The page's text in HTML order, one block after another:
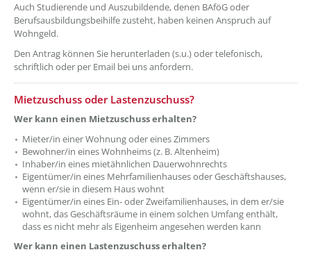
Auch Studierende und Auszubildende, denen BAföG oder
Berufsausbildungsbeihilfe zusteht, haben keinen Anspruch auf
Wohngeld.
Den Antrag können Sie herunterladen (s.u.) oder telefonisch,
schriftlich oder per Email bei uns anfordern.
Mietzuschuss oder Lastenzuschuss?
Wer kann einen Mietzuschuss erhalten?
Mieter/in einer Wohnung oder eines Zimmers
Bewohner/in eines Wohnheims (z. B. Altenheim)
Inhaber/in eines mietähnlichen Dauerwohnrechts
Eigentümer/in eines Mehrfamilienhauses oder Geschäftshauses,
wenn er/sie in diesem Haus wohnt
Eigentümer/in eines Ein- oder Zweifamilienhauses, in dem er/sie
wohnt, das Geschäftsräume in einem solchen Umfang enthält,
dass es nicht mehr als Eigenheim angesehen werden kann
Wer kann einen Lastenzuschuss erhalten?